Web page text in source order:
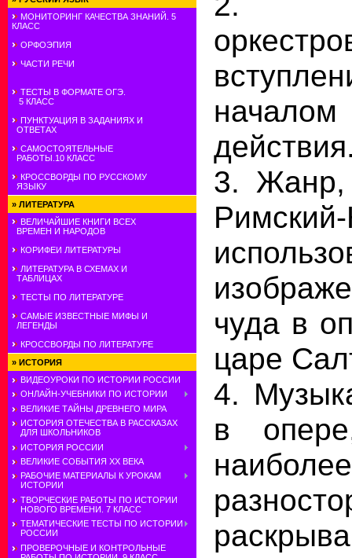
МОНИТОРИНГ КАЧЕСТВА ЗНАНИЙ. 5
КЛАСС
ОРФОЭПИЯ
ЧАСТИ РЕЧИ
ТЕСТЫ В ФОРМАТЕ ОГЭ.
5 КЛАСС
ПУНКТУАЦИЯ В ЗАДАНИЯХ И
ОТВЕТАХ
САМОСТОЯТЕЛЬНЫЕ
РАБОТЫ.10 КЛАСС
КРОССВОРДЫ ПО РУССКОМУ
ЯЗЫКУ
» ЛИТЕРАТУРА
ВЕЛИЧАЙШИЕ КНИГИ ВСЕХ
ВРЕМЕН И НАРОДОВ
КОРИФЕИ ЛИТЕРАТУРЫ
ЛИТЕРАТУРА В СХЕМАХ И
ТАБЛИЦАХ
ТЕСТЫ ПО ЛИТЕРАТУРЕ
САМЫЕ ИЗВЕСТНЫЕ МИФЫ И
ЛЕГЕНДЫ
КРОССВОРДЫ ПО ЛИТЕРАТУРЕ
» ИСТОРИЯ
ВИДЕОУРОКИ ПО ИСТОРИИ РОССИИ
ОНЛАЙН-УЧЕБНИКИ ПО ИСТОРИИ
ВЕЛИКИЕ ТАЙНЫ ДРЕВНЕГО МИРА
ИСТОРИЯ ОТЕЧЕСТВА В РАССКАЗАХ
ДЛЯ ШКОЛЬНИКОВ
ИСТОРИЯ РОССИИ
ВЕЛИКИЕ СОБЫТИЯ ХХ ВЕКА
РАБОЧИЕ МАТЕРИАЛЫ К УРОКАМ
ИСТОРИИ
ТВОРЧЕСКИЕ РАБОТЫ ПО ИСТОРИИ
НОВОГО ВРЕМЕНИ. 7 КЛАСС
ТЕМАТИЧЕСКИЕ ТЕСТЫ ПО ИСТОРИИ
РОССИИ
ПРОВЕРОЧНЫЕ И КОНТРОЛЬНЫЕ
3. Жанр,
чуда в
царе
4.
в